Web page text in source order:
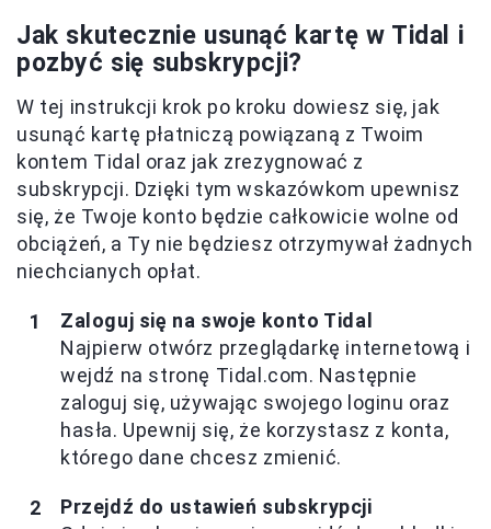
Jak skutecznie usunąć kartę w Tidal i
pozbyć się subskrypcji?
W tej instrukcji krok po kroku dowiesz się, jak
usunąć kartę płatniczą powiązaną z Twoim
kontem Tidal oraz jak zrezygnować z
subskrypcji. Dzięki tym wskazówkom upewnisz
się, że Twoje konto będzie całkowicie wolne od
obciążeń, a Ty nie będziesz otrzymywał żadnych
niechcianych opłat.
Zaloguj się na swoje konto Tidal
Najpierw otwórz przeglądarkę internetową i
wejdź na stronę Tidal.com. Następnie
zaloguj się, używając swojego loginu oraz
hasła. Upewnij się, że korzystasz z konta,
którego dane chcesz zmienić.
Przejdź do ustawień subskrypcji